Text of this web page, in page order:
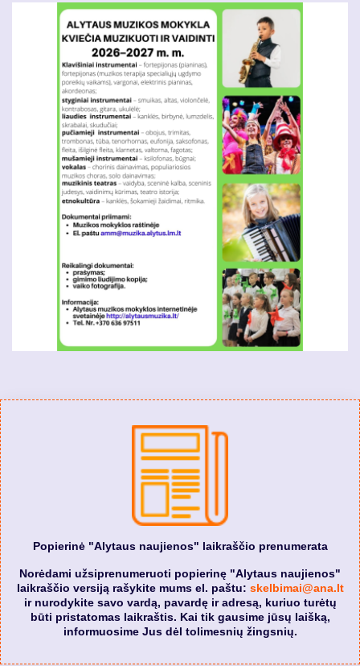
Popierinė "Alytaus naujienos" laikraščio prenumerata
Norėdami užsiprenumeruoti popierinę "Alytaus naujienos"
laikraščio versiją rašykite mums el. paštu: skelbimai@ana.lt
ir nurodykite savo vardą, pavardę ir adresą, kuriuo turėtų
būti pristatomas laikraštis. Kai tik gausime jūsų laišką,
informuosime Jus dėl tolimesnių žingsnių.